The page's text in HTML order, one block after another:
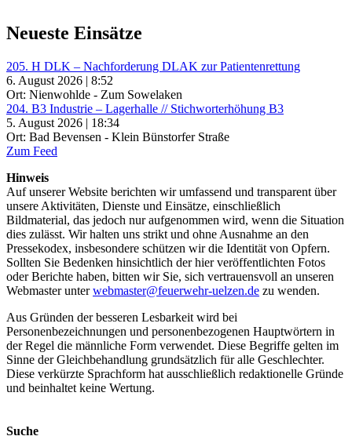
Neueste Einsätze
205. H DLK – Nachforderung DLAK zur Patientenrettung
6. August 2026 | 8:52
Ort: Nienwohlde - Zum Sowelaken
204. B3 Industrie – Lagerhalle // Stichworterhöhung B3
5. August 2026 | 18:34
Ort: Bad Bevensen - Klein Bünstorfer Straße
Zum Feed
Hinweis
Auf unserer Website berichten wir umfassend und transparent über
unsere Aktivitäten, Dienste und Einsätze, einschließlich
Bildmaterial, das jedoch nur aufgenommen wird, wenn die Situation
dies zulässt. Wir halten uns strikt und ohne Ausnahme an den
Pressekodex, insbesondere schützen wir die Identität von Opfern.
Sollten Sie Bedenken hinsichtlich der hier veröffentlichten Fotos
oder Berichte haben, bitten wir Sie, sich vertrauensvoll an unseren
Webmaster unterwebmaster@feuerwehr-uelzen.de zu wenden.
Aus Gründen der besseren Lesbarkeit wird bei
Personenbezeichnungen und personenbezogenen Hauptwörtern in
der Regel die männliche Form verwendet. Diese Begriffe gelten im
Sinne der Gleichbehandlung grundsätzlich für alle Geschlechter.
Diese verkürzte Sprachform hat ausschließlich redaktionelle Gründe
und beinhaltet keine Wertung.
Suche